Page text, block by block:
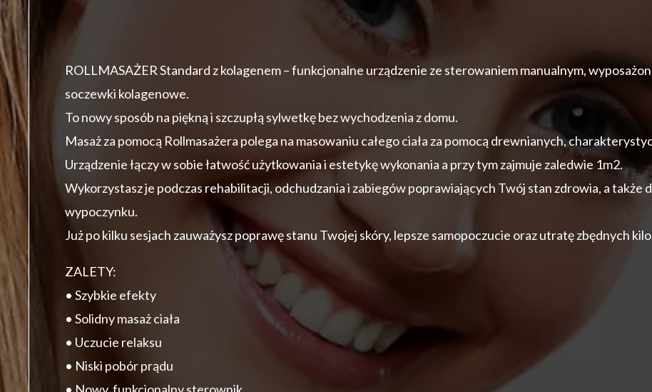
ROLLMASAŻER Standard z kolagenem – funkcjonalne urządzenie ze sterowaniem manualnym,
soczewki kolagenowe.
To nowy sposób na piękną i szczupłą sylwetkę bez wychodzenia z domu.
Masaż za pomocą Rollmasażera polega na masowaniu całego ciała za pomocą drewnianych,
Urządzenie łączy w sobie łatwość użytkowania i estetykę wykonania a przy tym zajmuje zaledwie 1m2.
Wykorzystasz je podczas rehabilitacji, odchudzania i zabiegów poprawiających Twój stan zdrowia, a także
wypoczynku.
Już po kilku sesjach zauważysz poprawę stanu Twojej skóry, lepsze samopoczucie oraz utratę zbędnych
ZALETY:
• Szybkie efekty
• Solidny masaż ciała
• Uczucie relaksu
• Niski pobór prądu